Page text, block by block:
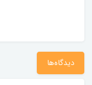
دیدگاه‌ها